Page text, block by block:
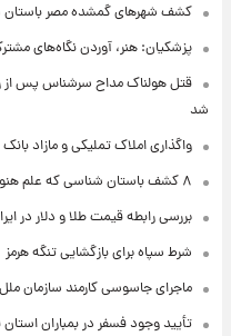
کشف شهرهای گمشده مصر باستان
پزشکیان: هنر، آوردن نگاه‌های
قتل هولناک مداح سرشناس پس از
شد
واگذاری املاک تملیکی و مازاد
۸ کشف باستان شناسی که علم هنوز توضیحی برای آنها ندارد+ تصاویر
بررسی رابطه قیمت طلا و دلار در
شرط سپاه برای بازگشایی تنگه هرمز
ماجرای جاسوسی کارمند سازمان ملل
تأیید وجود فسفر در بمباران